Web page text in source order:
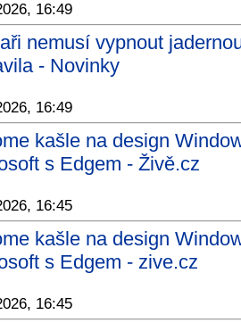
16:49
nemusí vypnout
- Novinky
16:49
kašle na design
s Edgem - Živě.cz
16:45
kašle na design
s Edgem - zive.cz
16:45